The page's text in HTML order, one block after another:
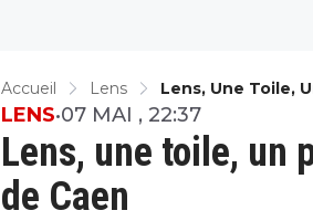
Accueil Lens Lens, Une Toile,
Lens, une toile, un
de Caen
LENS•07 MAI , 22:37